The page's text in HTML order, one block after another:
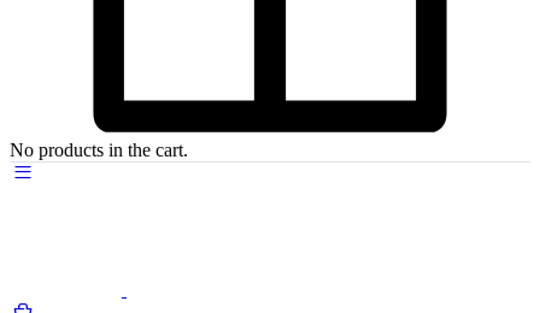
No products in the cart.